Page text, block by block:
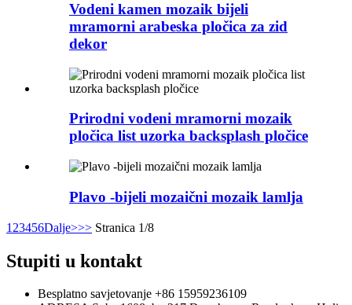
Vodeni kamen mozaik bijeli
mramorni arabeska pločica za zid
dekor
Prirodni vodeni mramorni mozaik
pločica list uzorka backsplash pločice
Plavo -bijeli mozaični mozaik lamlja
1 23456Dalje>>> Stranica 1/8
Stupiti u kontakt
Besplatno savjetovanje +86 15959236109